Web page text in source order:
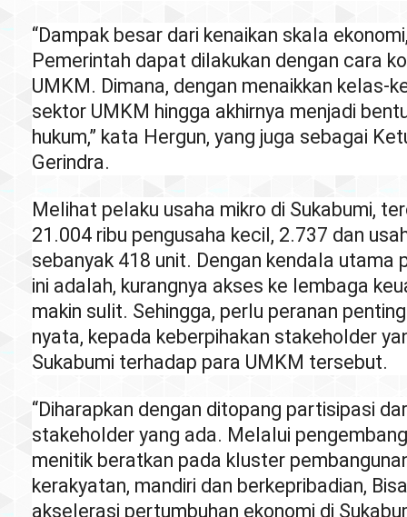
“Dampak besar dari kenaikan skala
Pemerintah dapat dilakukan dengan cara
UMKM. Dimana, dengan menaikkan kelas-
sektor UMKM hingga akhirnya menjadi
hukum,” kata Hergun, yang juga sebagai
Gerindra.
Melihat pelaku usaha mikro di Sukabumi,
21.004 ribu pengusaha kecil, 2.737 dan
sebanyak 418 unit. Dengan kendala utama
ini adalah, kurangnya akses ke lembaga
makin sulit. Sehingga, perlu peranan
nyata, kepada keberpihakan stakeholder
Sukabumi terhadap para UMKM tersebut.
“Diharapkan dengan ditopang partisipasi
stakeholder yang ada. Melalui
menitik beratkan pada kluster
kerakyatan, mandiri dan berkepribadian,
akselerasi pertumbuhan ekonomi di